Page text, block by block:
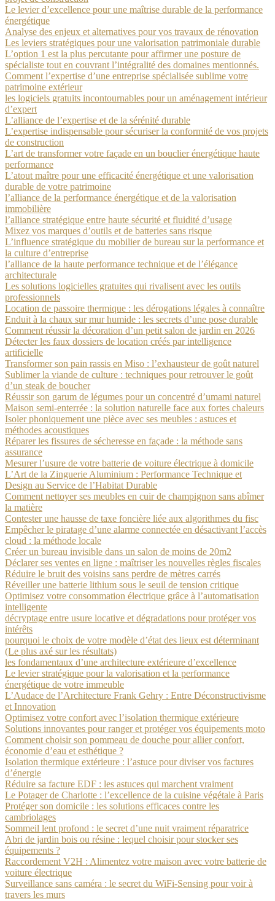
Le levier d’excellence pour une maîtrise durable de la performance
énergétique
Analyse des enjeux et alternatives pour vos travaux de rénovation
Les leviers stratégiques pour une valorisation patrimoniale durable
L’option 1 est la plus percutante pour affirmer une posture de
spécialiste tout en couvrant l’intégralité des domaines mentionnés.
Comment l’expertise d’une entreprise spécialisée sublime votre
patrimoine extérieur
les logiciels gratuits incontournables pour un aménagement intérieur
d’expert
L’alliance de l’expertise et de la sérénité durable
L’expertise indispensable pour sécuriser la conformité de vos projets
de construction
L’art de transformer votre façade en un bouclier énergétique haute
performance
L’atout maître pour une efficacité énergétique et une valorisation
durable de votre patrimoine
l’alliance de la performance énergétique et de la valorisation
immobilière
l’alliance stratégique entre haute sécurité et fluidité d’usage
Mixez vos marques d’outils et de batteries sans risque
L’influence stratégique du mobilier de bureau sur la performance et
la culture d’entreprise
l’alliance de la haute performance technique et de l’élégance
architecturale
Les solutions logicielles gratuites qui rivalisent avec les outils
professionnels
Location de passoire thermique : les dérogations légales à connaître
Enduit à la chaux sur mur humide : les secrets d’une pose durable
Comment réussir la décoration d’un petit salon de jardin en 2026
Détecter les faux dossiers de location créés par intelligence
artificielle
Transformer son pain rassis en Miso : l’exhausteur de goût naturel
Sublimer la viande de culture : techniques pour retrouver le goût
d’un steak de boucher
Réussir son garum de légumes pour un concentré d’umami naturel
Maison semi-enterrée : la solution naturelle face aux fortes chaleurs
Isoler phoniquement une pièce avec ses meubles : astuces et
méthodes acoustiques
Réparer les fissures de sécheresse en façade : la méthode sans
assurance
Mesurer l’usure de votre batterie de voiture électrique à domicile
L’Art de la Zinguerie Aluminium : Performance Technique et
Design au Service de l’Habitat Durable
Comment nettoyer ses meubles en cuir de champignon sans abîmer
la matière
Contester une hausse de taxe foncière liée aux algorithmes du fisc
Empêcher le piratage d’une alarme connectée en désactivant l’accès
cloud : la méthode locale
Créer un bureau invisible dans un salon de moins de 20m2
Déclarer ses ventes en ligne : maîtriser les nouvelles règles fiscales
Réduire le bruit des voisins sans perdre de mètres carrés
Réveiller une batterie lithium sous le seuil de tension critique
Optimisez votre consommation électrique grâce à l’automatisation
intelligente
décryptage entre usure locative et dégradations pour protéger vos
intérêts
pourquoi le choix de votre modèle d’état des lieux est déterminant
(Le plus axé sur les résultats)
les fondamentaux d’une architecture extérieure d’excellence
Le levier stratégique pour la valorisation et la performance
énergétique de votre immeuble
L’Audace de l’Architecture Frank Gehry : Entre Déconstructivisme
et Innovation
Optimisez votre confort avec l’isolation thermique extérieure
Solutions innovantes pour ranger et protéger vos équipements moto
Comment choisir son pommeau de douche pour allier confort,
économie d’eau et esthétique ?
Isolation thermique extérieure : l’astuce pour diviser vos factures
d’énergie
Réduire sa facture EDF : les astuces qui marchent vraiment
Le Potager de Charlotte : l’excellence de la cuisine végétale à Paris
Protéger son domicile : les solutions efficaces contre les
cambriolages
Sommeil lent profond : le secret d’une nuit vraiment réparatrice
Abri de jardin bois ou résine : lequel choisir pour stocker ses
équipements ?
Raccordement V2H : Alimentez votre maison avec votre batterie de
voiture électrique
Surveillance sans caméra : le secret du WiFi-Sensing pour voir à
travers les murs